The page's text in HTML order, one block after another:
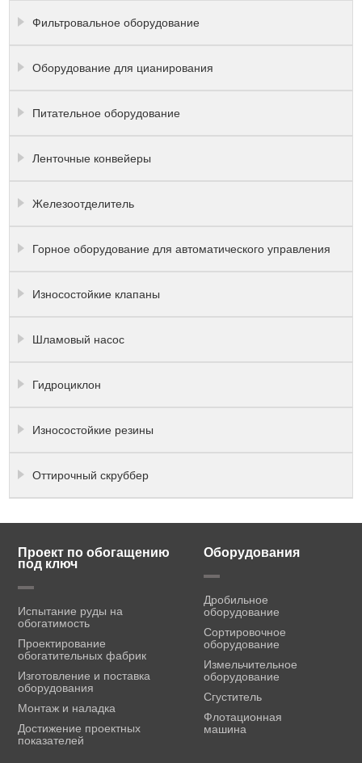
Фильтровальное оборудование
Оборудование для цианирования
Питательное оборудование
Ленточные конвейеры
Железоотделитель
Горное оборудование для автоматического управления
Износостойкие клапаны
Шламовый насос
Гидроциклон
Износостойкие резины
Оттирочный скруббер
Проект по обогащению
под ключ
Испытание руды на
обогатимость
Проектирование
обогатительных фабрик
Изготовление и поставка
оборудования
Монтаж и наладка
Достижение проектных
показателей
Оборудования
Дробильное
оборудование
Сортировочное
оборудование
Измельчительное
оборудование
Сгуститель
Флотационная
машина